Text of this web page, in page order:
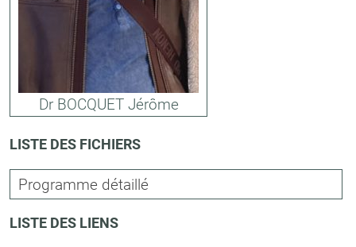
Dr BOCQUET Jérôme
LISTE DES FICHIERS
Programme détaillé
LISTE DES LIENS